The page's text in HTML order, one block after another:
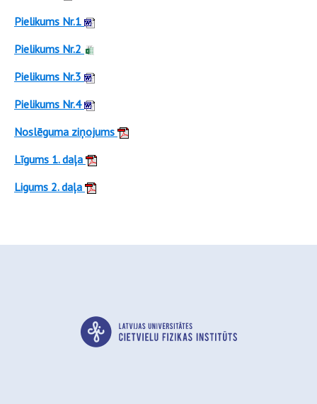
Pielikums Nr.1
Pielikums Nr.2
Pielikums Nr.3
Pielikums Nr.4
Noslēguma ziņojums
Līgums 1. daļa
Ligums 2. daļa